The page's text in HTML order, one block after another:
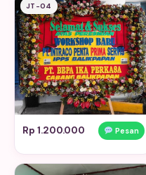
JT-04
Rp 1.200.000 Pesan